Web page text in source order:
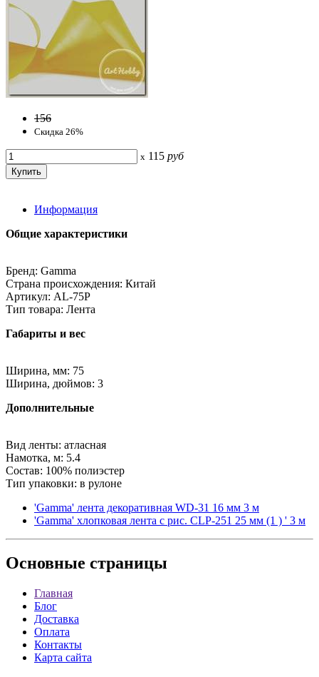
156
Скидка 26%
x 115 руб
Информация
Общие характеристики
Бренд: Gamma
Страна происхождения: Китай
Артикул: AL-75P
Тип товара: Лента
Габариты и вес
Ширина, мм: 75
Ширина, дюймов: 3
Дополнительные
Вид ленты: атласная
Намотка, м: 5.4
Состав: 100% полиэстер
Тип упаковки: в рулоне
'Gamma' лента декоративная WD-31 16 мм 3 м
'Gamma' хлопковая лента с рис. CLP-251 25 мм (1 ) ' 3 м
Основные страницы
Главная
Блог
Доставка
Оплата
Контакты
Карта сайта